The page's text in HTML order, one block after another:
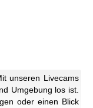
unseren Livecams
Umgebung los ist.
oder einen Blick